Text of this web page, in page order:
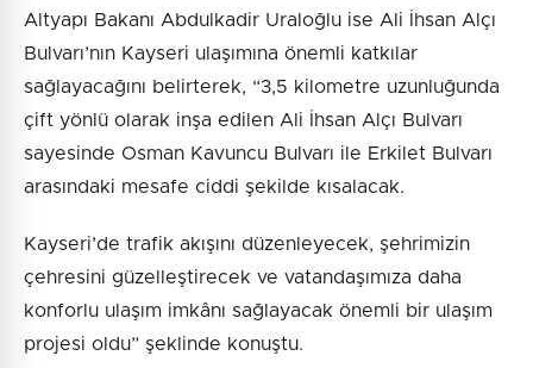
Altyapı Bakanı Abdulkadir Uraloğlu ise Ali İhsan Alçı
Bulvarı’nın Kayseri ulaşımına önemli katkılar
sağlayacağını belirterek, “3,5 kilometre uzunluğunda
çift yönlü olarak inşa edilen Ali İhsan Alçı Bulvarı
sayesinde Osman Kavuncu Bulvarı ile Erkilet Bulvarı
arasındaki mesafe ciddi şekilde kısalacak.
Kayseri’de trafik akışını düzenleyecek, şehrimizin
çehresini güzelleştirecek ve vatandaşımıza daha
konforlu ulaşım imkânı sağlayacak önemli bir ulaşım
projesi oldu” şeklinde konuştu.